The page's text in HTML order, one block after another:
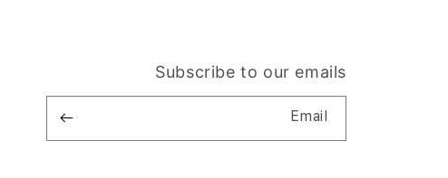
Subscribe to our emails
Email